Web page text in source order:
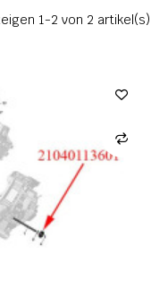
1-2 von 2 artikel(s)